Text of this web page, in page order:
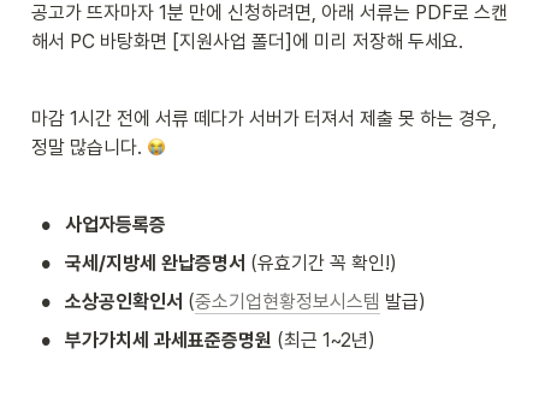
공고가 뜨자마자 1분 만에 신청하려면, 아래 서류는 PDF로 스캔
해서 PC 바탕화면 [지원사업 폴더]에 미리 저장해 두세요.
마감 1시간 전에 서류 떼다가 서버가 터져서 제출 못 하는 경우,
정말 많습니다.
• 사업자등록증
• 국세/지방세 완납증명서 (유효기간 꼭 확인!)
• 소상공인확인서 (중소기업현황정보시스템 발급)
• 부가가치세 과세표준증명원 (최근 1~2년)